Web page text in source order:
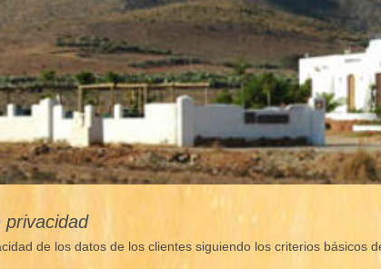
de los datos de los clientes siguiendo los criterios